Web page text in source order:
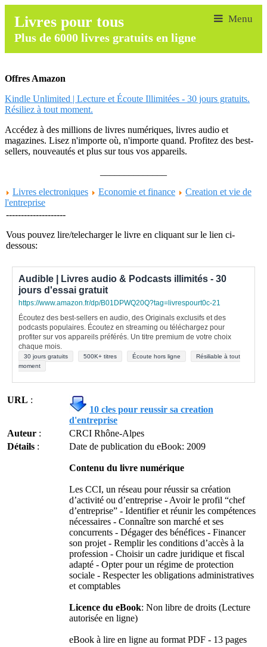
Livres pour tous
Plus de 6000 livres gratuits en ligne
Offres Amazon
Kindle Unlimited | Lecture et Écoute Illimitées - 30 jours gratuits.
Résiliez à tout moment.
Accédez à des millions de livres numériques, livres audio et
magazines. Lisez n'importe où, n'importe quand. Profitez des best-
sellers, nouveautés et plus sur tous vos appareils.
Livres electroniques
Economie et finance
Creation et vie de
l'entreprise
--------------------
Vous pouvez lire/telecharger le livre en cliquant sur le lien ci-
dessous:
Audible | Livres audio & Podcasts illimités - 30
jours d'essai gratuit
https://www.amazon.fr/dp/B01DPWQ20Q?tag=livrespourt0c-21
Écoutez des best-sellers en audio, des Originals exclusifs et des
podcasts populaires. Écoutez en streaming ou téléchargez pour
profiter sur vos appareils préférés. Un titre premium de votre choix
chaque mois.
30 jours gratuits 500K+ titres Écoute hors ligne
Résiliable à tout
moment
URL :
10 cles pour reussir sa creation
d'entreprise
Auteur :
CRCI Rhône-Alpes
Détails : Date de publication du eBook: 2009
Contenu du livre numérique
Les CCI, un réseau pour réussir sa création
d’activité ou d’entreprise - Avoir le profil “chef
d’entreprise” - Identifier et réunir les compétences
nécessaires - Connaître son marché et ses
concurrents - Dégager des bénéfices - Financer
son projet - Remplir les conditions d’accès à la
profession - Choisir un cadre juridique et fiscal
adapté - Opter pour un régime de protection
sociale - Respecter les obligations administratives
et comptables
Licence du eBook: Non libre de droits (Lecture
autorisée en ligne)
eBook à lire en ligne au format PDF - 13 pages